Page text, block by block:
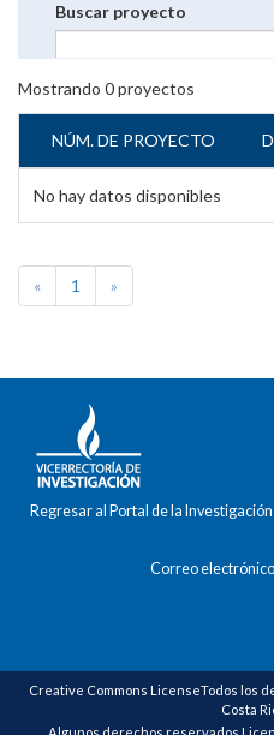
Buscar proyecto
Mostrando 0proyectos
NÚM. DE PROYECTO
No hay datos disponibles
« 1 »
Regresar al Portal de la Investigación
Correo
Creative Commons LicenseTodos los
Costa